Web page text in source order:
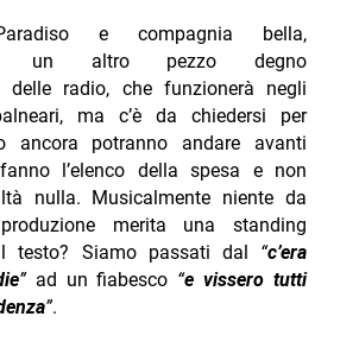
e compagnia bella,
un altro pezzo degno
delle radio, che funzionerà negli
ma c’è da chiedersi per
ancora potranno andare avanti
l’elenco della spesa e non
nulla. Musicalmente niente da
merita una standing
testo? Siamo passati dal
“c’era
” ad un fiabesco “e vissero tutti
”.